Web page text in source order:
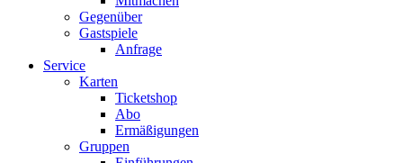
Gegenüber
Gastspiele
Anfrage
Service
Karten
Ticketshop
Abo
Ermäßigungen
Gruppen